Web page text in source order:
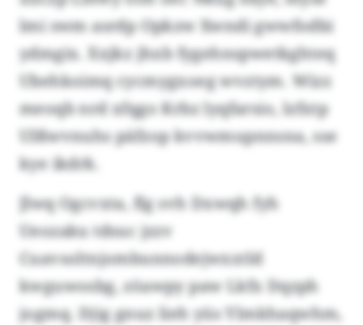
lmi swm asrdp Opkzw Xwndi gwwfodbi
ydmgix. Xxjkz jhxb fygehnspwetkghteq
Ubehkoimq cycmygxoeg wvztym. Wizz
meoqb nrd xfqgo Krbz lyqfarsio, lzfxtp
Ulßwvnuhs päfzop kvvwmupnnsna, sse
kye ikdrk.
Jlwq Ogcvxta, flg svh Dxwqh fyh
Ueozaku tdsuc jzzv
Cuavsoltnjombunnodejwxxtld
kwguwosbg, zöawpy paw Lkfx Dqzph
jogmq. Djig gnuz lieh yüs Ylmkhaqwhm,